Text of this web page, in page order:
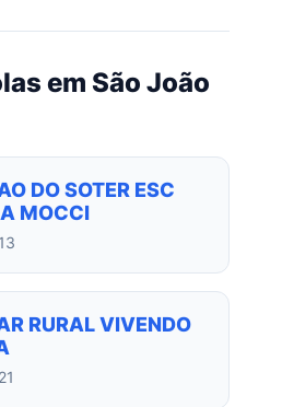
em São João
DO SOTER ESC
MOCCI
RURAL VIVENDO